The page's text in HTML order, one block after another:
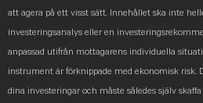
att agera på ett visst sätt. Innehållet ska inte
investeringsanalys eller en
anpassad utifrån mottagarens individuella
instrument är förknippade med ekonomisk risk.
dina investeringar och måste således själv